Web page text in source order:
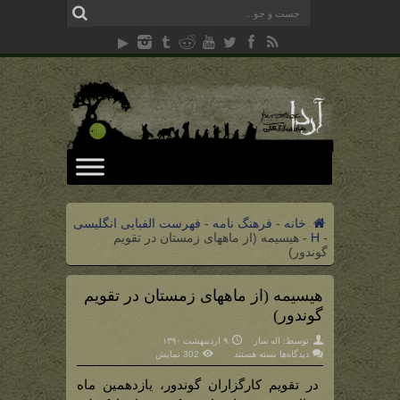
خانه - فرهنگ نامه - فهرست الفبایی انگلیسی
-
H
- هیسیمه (از ماههای زمستان در تقویم
گوندور)
هیسیمه (از ماههای زمستان در تقویم
گوندور)
توسط: اله سار
۹ اردیبهشت ۱۳۹۰
دیدگاه‌ها برای
ماههای
زمستان
بسته هستند 302 نمایش
در تقویم کارگزاران گوندور، یازدهمین ماه